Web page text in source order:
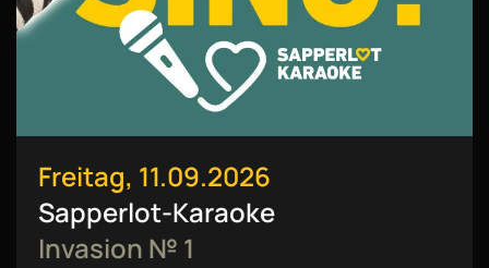
Freitag, 11.09.2026
Sapperlot-Karaoke
Invasion № 1